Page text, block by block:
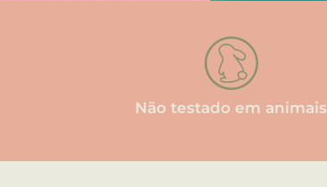
Não testado em animais